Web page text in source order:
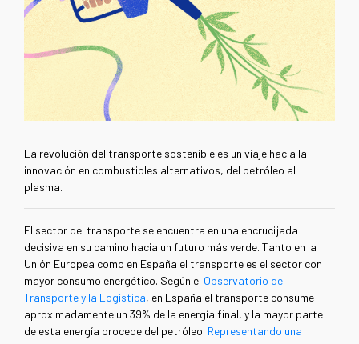
La revolución del transporte sostenible es un viaje hacia la
innovación en combustibles alternativos, del petróleo al
plasma.
El sector del transporte se encuentra en una encrucijada
decisiva en su camino hacia un futuro más verde. Tanto en la
Unión Europea como en España el transporte es el sector con
mayor consumo energético. Según el Observatorio del
Transporte y la Logística, en España el transporte consume
aproximadamente un 39% de la energía final, y la mayor parte
de esta energía procede del petróleo. Representando una